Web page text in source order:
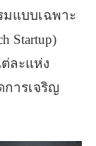
มแบบเฉพาะ
Startup)
ละแห่ง
การเจริญ